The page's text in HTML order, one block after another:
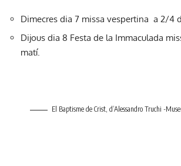
Dimecres dia 7 missa vespertina a 2/4
Dijous dia 8 Festa de la Immaculada
matí.
El Baptisme de Crist, d’Alessandro Truchi -